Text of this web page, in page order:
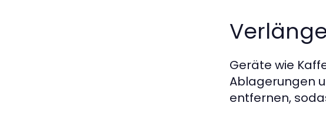
Geräte wie
Ablagerungen
entfernen,